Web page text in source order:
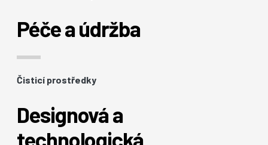
Péče a údržba
Čisticí prostředky
Designová a
technologická